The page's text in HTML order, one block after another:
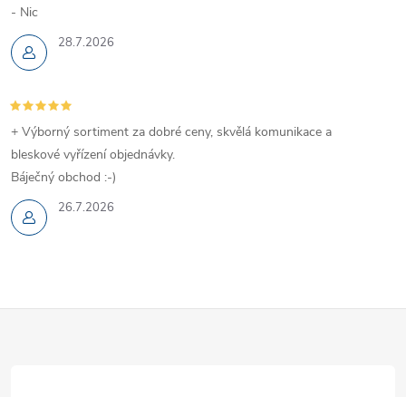
28.7.2026
- Nic
26.7.2026
+ Výborný sortiment za dobré ceny, skvělá komunikace a
bleskové vyřízení objednávky.
Báječný obchod :-)